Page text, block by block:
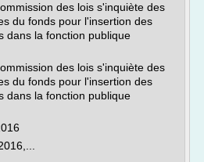
des lois s'inquiète des
du fonds pour l'insertion des
dans la fonction publique
des lois s'inquiète des
du fonds pour l'insertion des
dans la fonction publique